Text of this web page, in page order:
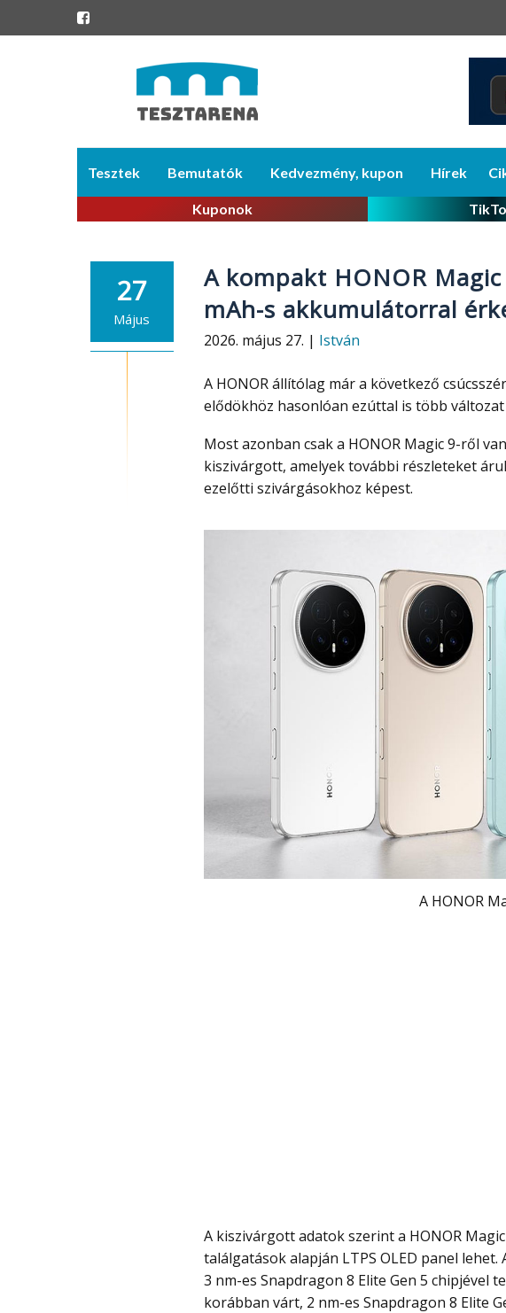
content
Tesztek Bemutatók Kedvezmény, kupon Hírek
Kuponok
27
Május
A kompakt HONOR
mAh-s akkumulátorral
2026. május 27. | István
A HONOR állítólag már a következő
elődökhöz hasonlóan ezúttal is több
Most azonban csak a HONOR Magic 9-ről van szó, mivel néhány specifikációja
kiszivárgott, amelyek további részleteket
ezelőtti szivárgásokhoz képest.
A HONOR
A kiszivárgott adatok szerint a HONOR Magic 9 egy 6.36″ kijelzőt kaphat, amely a
találgatások alapján LTPS OLED panel
3 nm-es Snapdragon 8 Elite Gen 5 chipjével
korábban várt, 2 nm-es Snapdragon 8 Elite